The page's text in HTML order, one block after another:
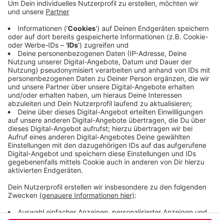
Einwohnermelde- und Straßenverkehrsamt
unterkommen. Die Freien Wähler sehen hier
Sparpotenzial. Im Gegenzug sollten die Gebühren
für Abfall, Wasser und Straßenreinigung nicht
steigen. Auch beim Pina-Bausch-Zentrum könne
man Abstriche machen, statt die Bürger zu
belasten.
Veröffentlicht:Donnerstag, 30.11.2023 10:45
Anzeige
Anzeige